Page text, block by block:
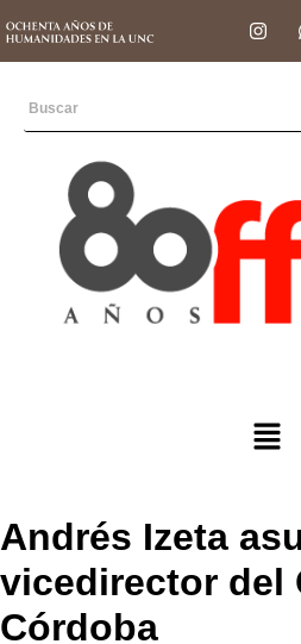
Andrés Izeta
vicedirector del
Córdoba